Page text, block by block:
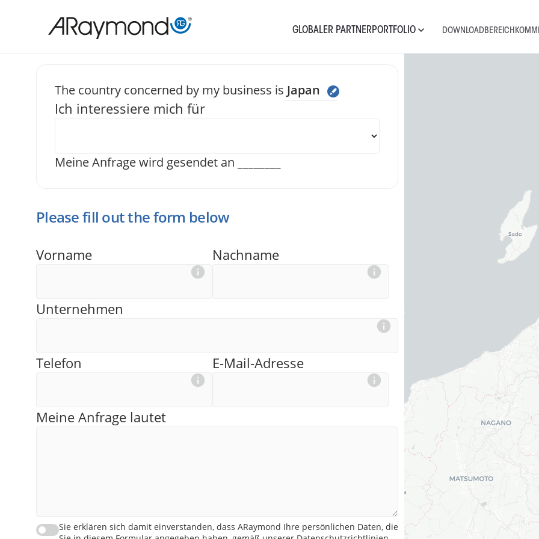
GLOBALER PARTNERPORTFOLIO DOWNLOADBEREICH
Senden Sie uns eine
The country concerned by my business is Japan
Ich interessiere mich für
Meine Anfrage wird gesendet an
Please fill out the form below
Vorname Nachname
Unternehmen
Telefon E-Mail-Adresse
Meine Anfrage lautet
Sie erklären sich damit einverstanden, dass ARaymond Ihre persönlichen Daten, die